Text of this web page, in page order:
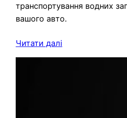
транспортування водних
вашого авто.
Читати далі